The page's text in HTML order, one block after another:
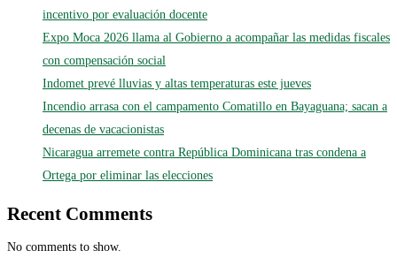
incentivo por evaluación docente
Expo Moca 2026 llama al Gobierno a acompañar las medidas fiscales
con compensación social
Indomet prevé lluvias y altas temperaturas este jueves
Incendio arrasa con el campamento Comatillo en Bayaguana; sacan a
decenas de vacacionistas
Nicaragua arremete contra República Dominicana tras condena a
Ortega por eliminar las elecciones
Recent Comments
No comments to show.